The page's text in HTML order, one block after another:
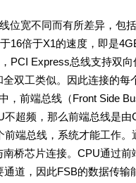
同而有所差异，包括
16倍于X1的速度，即是
PCI Express总线支持双
双工类似。因此连接的每
总线（Front Side Bus
超频，那么前端总线是
端总线，系统才能工作
桥芯片连接。CPU通过
道，因此FSB的数据传